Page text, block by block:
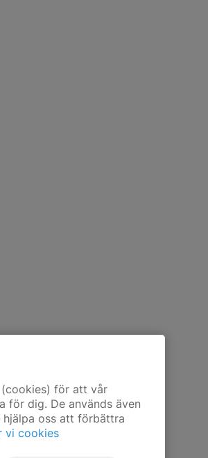
för att vår
för dig. De används även
oss att förbättra
vi cookies